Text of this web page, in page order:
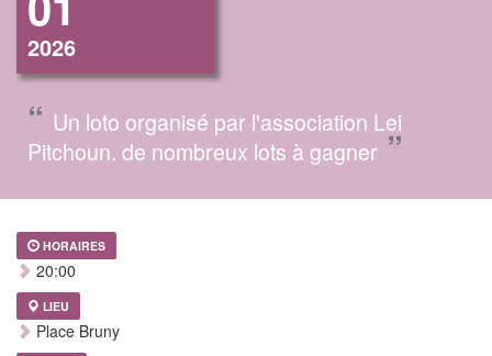
2026
“ Un loto organisé par l'association Lei
Pitchoun. de nombreux lots à gagner ”
HORAIRES
20:00
LIEU
Place Bruny